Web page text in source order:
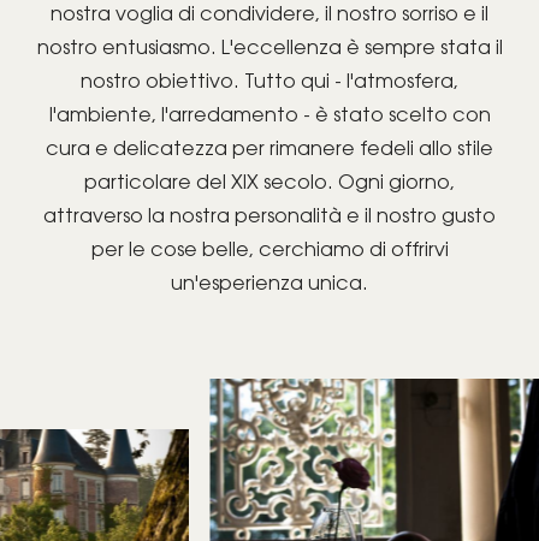
PRENOTA IL TUO
EVENTO
PRIVATO/PRO
nostra voglia di condividere, il nostro sorriso e il
nostro entusiasmo. L'eccellenza è sempre stata il
nostro obiettivo. Tutto qui - l'atmosfera,
l'ambiente, l'arredamento - è stato scelto con
cura e delicatezza per rimanere fedeli allo stile
particolare del XIX secolo. Ogni giorno,
attraverso la nostra personalità e il nostro gusto
per le cose belle, cerchiamo di offrirvi
un'esperienza unica.